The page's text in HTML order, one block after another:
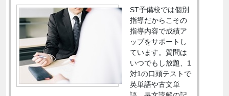
ST予備校では個別
指導だからこその
指導内容で成績ア
ップをサポートし
ています。質問は
いつでもし放題、1
対1の口頭テストで
英単語や古文単